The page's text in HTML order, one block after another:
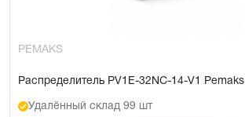
PEMAKS
Распределитель PV1E-32NC-14-V1 Pemaks
Удалённый склад 99 шт